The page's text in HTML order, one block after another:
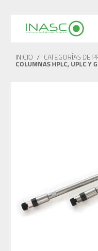
INICIO / CATEGORÍAS DE
COLUMNAS HPLC, UPLC Y